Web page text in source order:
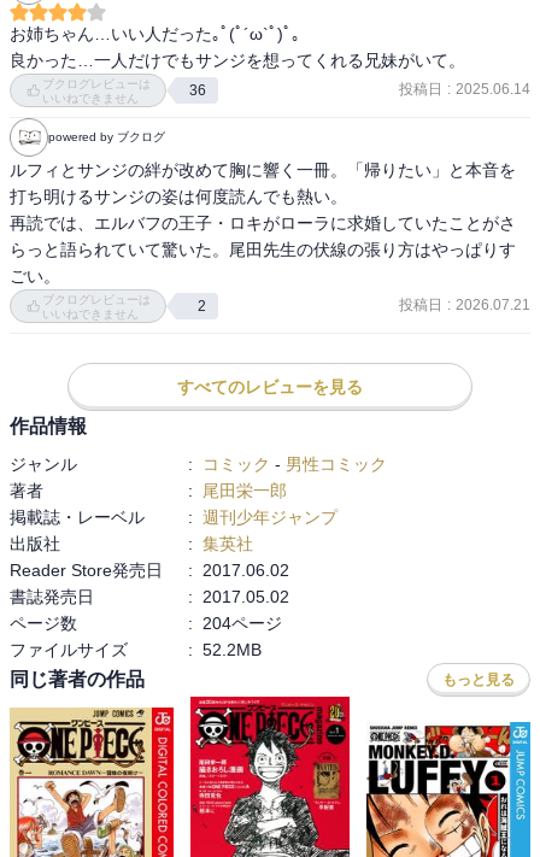
お姉ちゃん…いい人だった｡ﾟ(ﾟ´ω`ﾟ)ﾟ｡
良かった…一人だけでもサンジを想ってくれる兄妹がいて。
ブクログレビューは
いいねできません
36 投稿日 : 2025.06.14
powered by ブクログ
ルフィとサンジの絆が改めて胸に響く一冊。「帰りたい」と本音を
打ち明けるサンジの姿は何度読んでも熱い。
再読では、エルバフの王子・ロキがローラに求婚していたことがさ
らっと語られていて驚いた。尾田先生の伏線の張り方はやっぱりす
ごい。
ブクログレビューは
いいねできません
2 投稿日 : 2026.07.21
すべてのレビューを見る
作品情報
ジャンル : コミック - 男性コミック
著者
:
尾田栄一郎
掲載誌・レーベル
: 週刊少年ジャンプ
出版社
: 集英社
Reader Store発売日
:
2017.06.02
書誌発売日
:
2017.05.02
ページ数
:
204ページ
ファイルサイズ
: 52.2MB
同じ著者の作品 もっと見る